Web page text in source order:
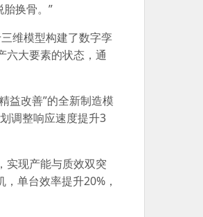
换骨。”
维模型构建了数字孪
六大要素的状态，通
益改善”的全新制造模
调整响应速度提升3
实现产能与质效双突
单台效率提升20%，